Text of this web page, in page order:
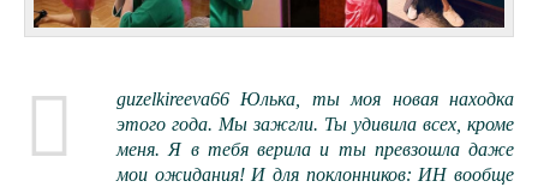
guzelkireeva66 Юлька, ты моя новая находка
этого года. Мы зажгли. Ты удивила всех, кроме
меня. Я в тебя верила и ты превзошла даже
мои ожидания! И для поклонников: ИН вообще